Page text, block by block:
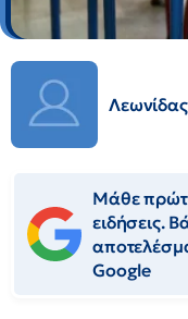
Μάθε
ειδήσεις.
Google